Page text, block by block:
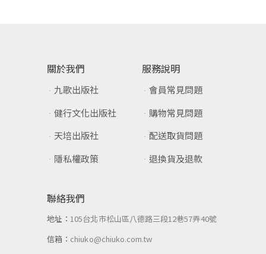
關於我們
九歌出版社
健行文化出版社
天培出版社
隱私權政策
服務說明
會員常見問題
購物常見問題
配送取貨問題
退換貨及退款
聯絡我們
地址：105台北市松山區八德路三段12巷57弄40號
信箱： chiuko@chiuko.com.tw